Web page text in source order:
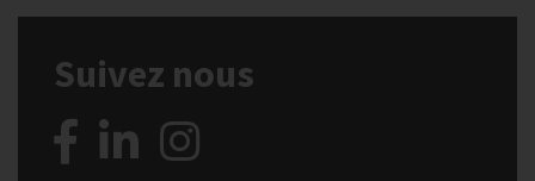
Suivez nous